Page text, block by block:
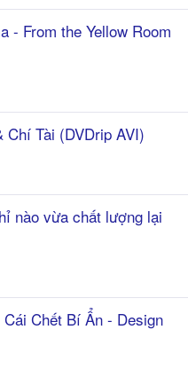
- From the Yellow Room
Chí Tài (DVDrip AVI)
nào vừa chất lượng lại
Chết Bí Ẩn - Design